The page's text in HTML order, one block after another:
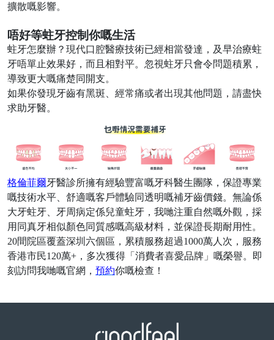
擴散嘅影響。
唔好等蛀牙控制你嘅生活
蛀牙怎麼辦？現代口腔醫療技術已經相當發達，及早治療蛀
牙唔單止效果好，而且相對平。忽視蛀牙只會令問題積累，
導致更大嘅痛楚同開支。
如果你發現牙齒有黑斑、經常痛或者出現其他問題，請盡快
求助牙醫。
格倫菲爾牙醫診所擁有經驗豐富嘅牙科醫生團隊，保證專業
嘅技術水平、舒適嘅客戶體驗同透明嘅補牙齒價錢。無論係
大牙蛀牙、牙周病定係兒童蛀牙，我哋注重自然嘅外觀，採
用同真牙相似顏色同質感嘅高級材料，並保證長期耐用性。
20間院區覆蓋深圳六個區，累積服務超過1000萬人次，服務
香港市民120萬+ ，多次獲得「消費者喜愛品牌」嘅榮譽。即
刻訪問我哋嘅官網， 預約你嘅檢查！